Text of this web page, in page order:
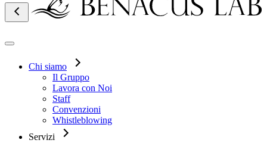
Chi siamo
Il Gruppo
Lavora con Noi
Staff
Convenzioni
Whistleblowing
Servizi